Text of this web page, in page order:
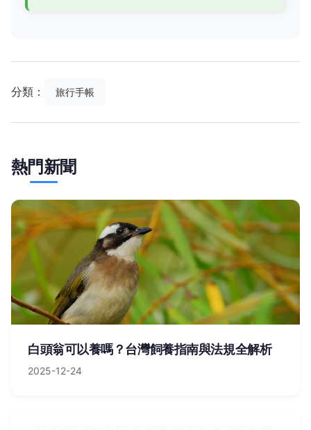
分類： 旅行手帳
熱門新聞
白頭翁可以養嗎？台灣飼養指南與法規全解析
2025-12-24